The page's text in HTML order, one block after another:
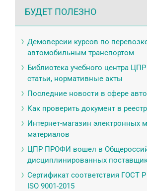
БУДЕТ ПОЛЕЗНО
Демоверсии курсов по
автомобильным транспортом
Библиотека учебного центра
статьи, нормативные акты
Последние новости в сфере
Как проверить документ в
Интернет-магазин электронных
материалов
ЦПР ПРОФИ вошел в
дисциплинированных
Сертификат соответствия ГОСТ
ISO 9001-2015